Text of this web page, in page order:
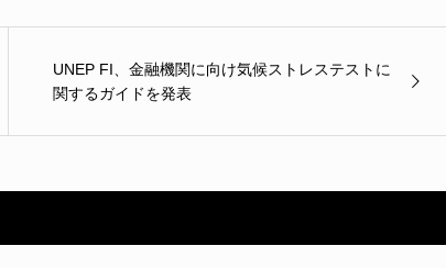
UNEP FI、金融機関に向け気候ストレステストに
関するガイドを発表